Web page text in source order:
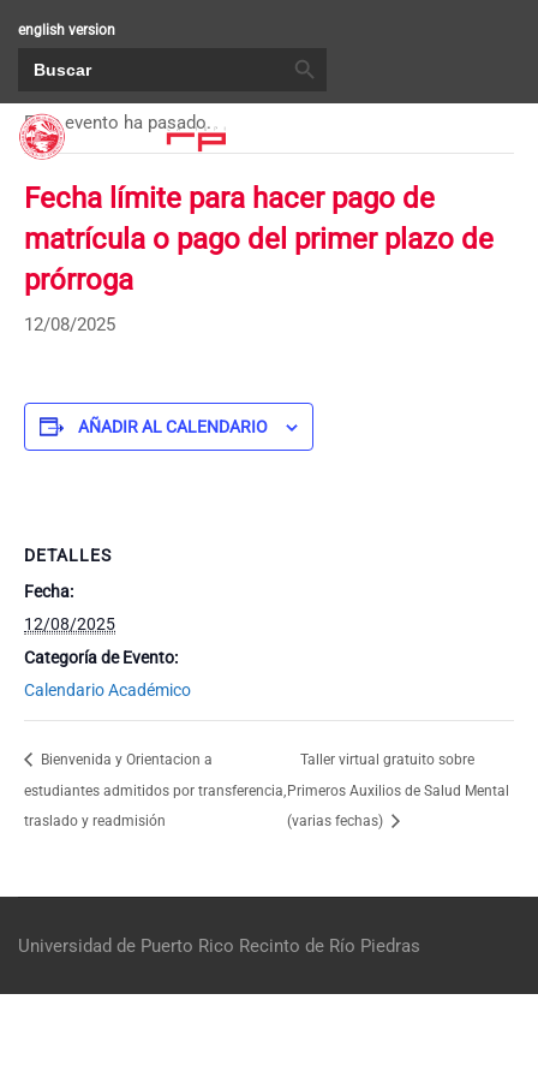
english version
« Todos los Eventos
Este evento ha pasado.
Fecha límite para hacer pago de
matrícula o pago del primer plazo de
prórroga
12/08/2025
AÑADIR AL CALENDARIO
DETALLES
Fecha:
12/08/2025
Categoría de Evento:
Calendario Académico
Bienvenida y Orientacion a
estudiantes admitidos por transferencia,
traslado y readmisión
Taller virtual gratuito sobre
Primeros Auxilios de Salud Mental
(varias fechas)
Universidad de Puerto Rico Recinto de Río Piedras